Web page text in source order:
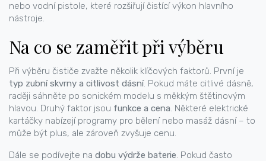
nebo vodní pistole, které rozšiřují čistící výkon hlavního
nástroje.
Na co se zaměřit při výběru
Při výběru čističe zvažte několik klíčových faktorů. První je
typ zubní skvrny a citlivost dásní. Pokud máte citlivé dásně,
raději sáhněte po sonickém modelu s měkkým štětinovým
hlavou. Druhý faktor jsou funkce a cena. Některé elektrické
kartáčky nabízejí programy pro bělení nebo masáž dásní – to
může být plus, ale zároveň zvyšuje cenu.
Dále se podívejte na dobu výdrže baterie. Pokud často